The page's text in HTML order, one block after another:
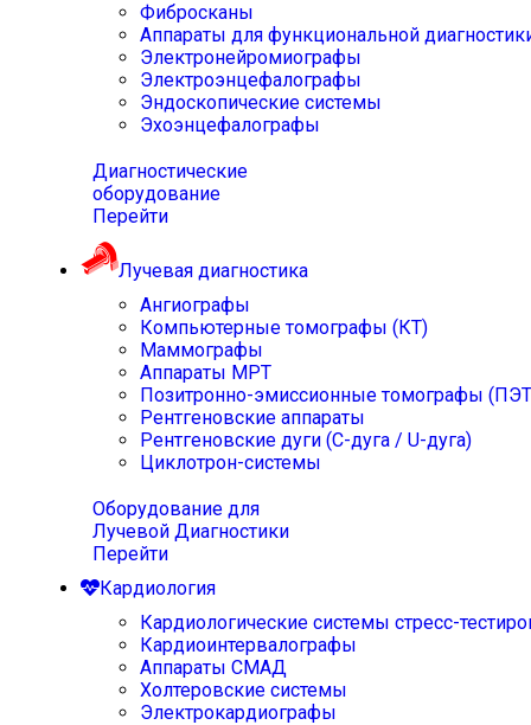
Фибросканы
Аппараты для функциональной
Электронейромиографы
Электроэнцефалографы
Эндоскопические системы
Эхоэнцефалографы
Диагностические
оборудование
Перейти
Лучевая диагностика
Ангиографы
Компьютерные томографы (КТ)
Маммографы
Аппараты МРТ
Позитронно-эмиссионные томографы
Рентгеновские аппараты
Рентгеновские дуги (С-дуга / U-дуга)
Циклотрон-системы
Оборудование для
Лучевой Диагностики
Перейти
Кардиология
Кардиологические системы стресс-
Кардиоинтервалографы
Аппараты СМАД
Холтеровские системы
Электрокардиографы